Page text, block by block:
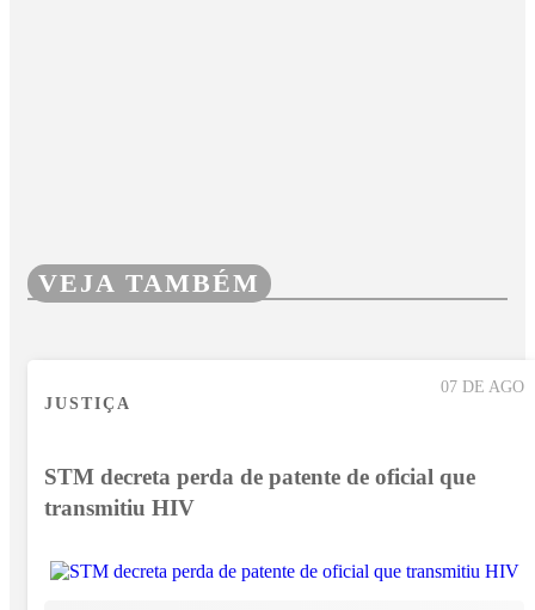
VEJA TAMBÉM
07 DE AGO
JUSTIÇA
STM decreta perda de patente de oficial que
transmitiu HIV